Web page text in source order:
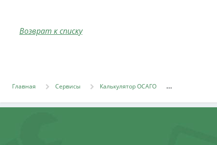
Возврат к списку
Главная Сервисы Калькулятор ОСАГО